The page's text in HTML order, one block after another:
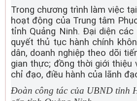
Trong chương trình làm việc
hoạt động của Trung tâm
tỉnh Quảng Ninh. Đại diện
quyết thủ tục hành chính
dân, doanh nghiệp theo dõi
gian thực; đồng thời giới thiệu
chỉ đạo, điều hành của lãnh
Đoàn công tác của UBND tỉnh